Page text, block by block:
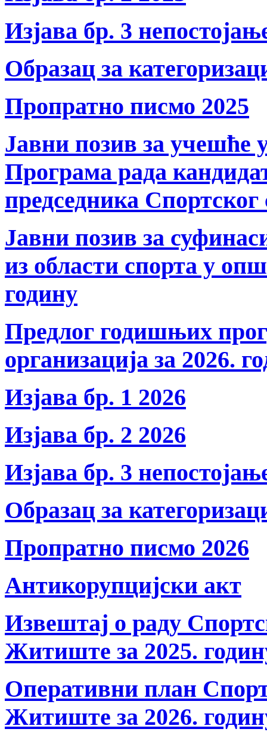
Изјава бр. 3
Образац за
Пропратно писмо 2025
Јавни позив за учешће
Програма рада
председника
Јавни позив за
из области спорта у
годину
Предлог годишњих
организација за 2026.
Изјава бр. 1 2026
Изјава бр. 2 2026
Изјава бр. 3
Образац за
Пропратно писмо 2026
Антикорупцијски акт
Извештај о раду
Житиште за 2025.
Оперативни план
Житиште за 2026.